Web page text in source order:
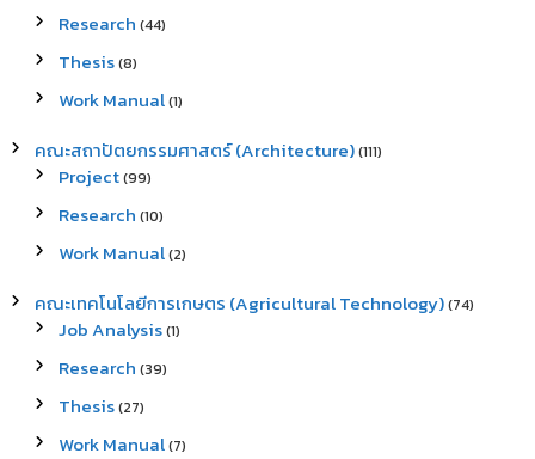
Research (44)
Thesis(8)
Work Manual(1)
คณะสถาปัตยกรรมศาสตร์ (Architecture)(111)
Project(99)
Research (10)
Work Manual(2)
คณะเทคโนโลยีการเกษตร (Agricultural Technology)(74)
Job Analysis(1)
Research (39)
Thesis(27)
Work Manual(7)